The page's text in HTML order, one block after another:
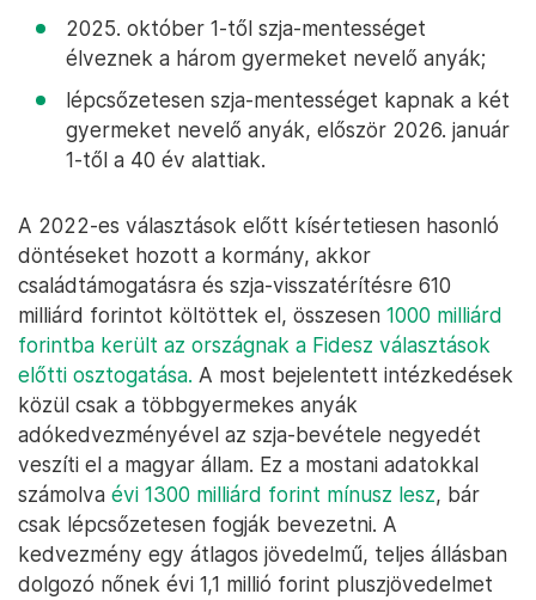
2025. október 1-től szja-mentességet
élveznek a három gyermeket nevelő anyák;
lépcsőzetesen szja-mentességet kapnak a két
gyermeket nevelő anyák, először 2026. január
1-től a 40 év alattiak.
A 2022-es választások előtt kísértetiesen hasonló
döntéseket hozott a kormány, akkor
családtámogatásra és szja-visszatérítésre 610
milliárd forintot költöttek el, összesen 1000 milliárd
forintba került az országnak a Fidesz választások
előtti osztogatása. A most bejelentett intézkedések
közül csak a többgyermekes anyák
adókedvezményével az szja-bevétele negyedét
veszíti el a magyar állam. Ez a mostani adatokkal
számolva évi 1300 milliárd forint mínusz lesz, bár
csak lépcsőzetesen fogják bevezetni. A
kedvezmény egy átlagos jövedelmű, teljes állásban
dolgozó nőnek évi 1,1 millió forint pluszjövedelmet